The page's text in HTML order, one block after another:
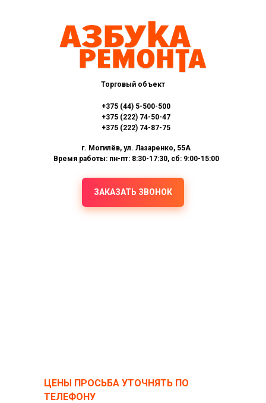
Торговый объект
+375 (44) 5-500-500
+375 (222) 74-50-47
+375 (222) 74-87-75
г. Могилёв, ул. Лазаренко, 55А
Время работы: пн-пт: 8:30-17:30, сб: 9:00-15:00
ЗАКАЗАТЬ ЗВОНОК
ЦЕНЫ ПРОСЬБА УТОЧНЯТЬ ПО
ТЕЛЕФОНУ